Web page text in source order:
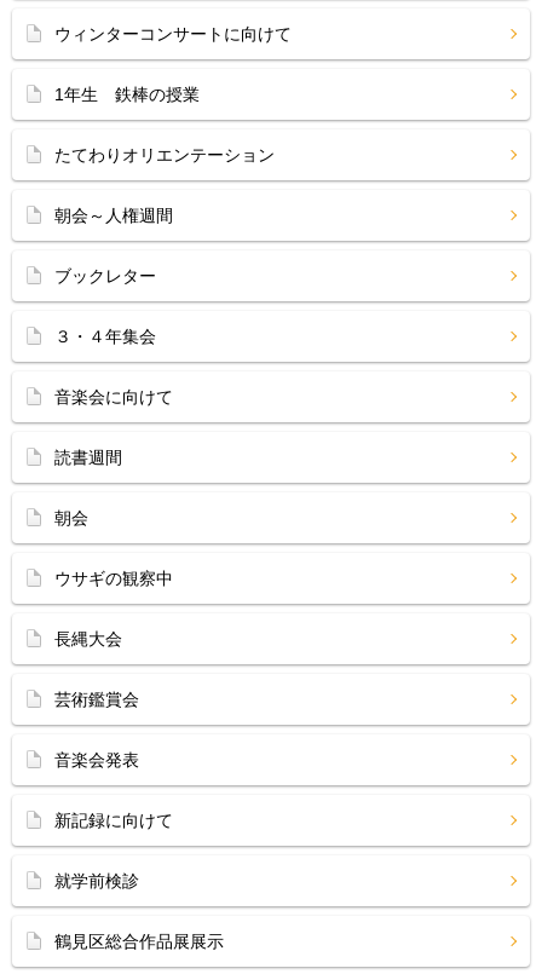
ウィンターコンサートに向けて
1年生 鉄棒の授業
たてわりオリエンテーション
朝会～人権週間
ブックレター
３・４年集会
音楽会に向けて
読書週間
朝会
ウサギの観察中
長縄大会
芸術鑑賞会
音楽会発表
新記録に向けて
就学前検診
鶴見区総合作品展展示